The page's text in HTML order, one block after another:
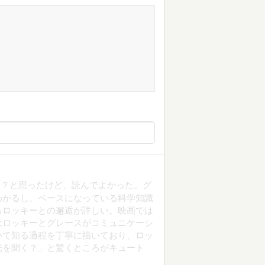
と思ったけど、読んでよかった。グ
るし、ベースになっている科学知識
ッキーとの邂逅が詳しい。映画では
ッキーとグレースがコミュニケーシ
知る過程を丁寧に描いており、ロッ
聞く？」と驚くところがキュート